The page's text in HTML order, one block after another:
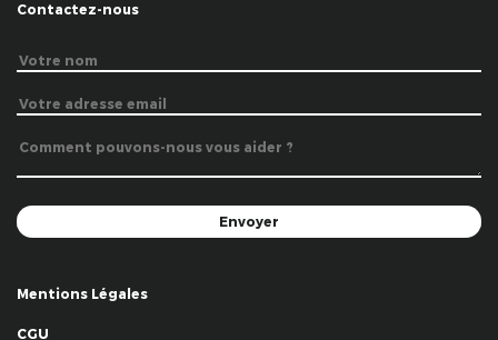
Contactez-nous
Mentions Légales
CGU